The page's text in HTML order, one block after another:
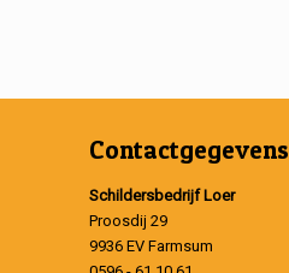
Contactgegevens
Schildersbedrijf Loer
Proosdij 29
9936 EV Farmsum